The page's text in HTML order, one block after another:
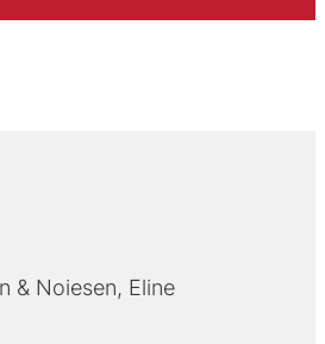
Noiesen, Eline